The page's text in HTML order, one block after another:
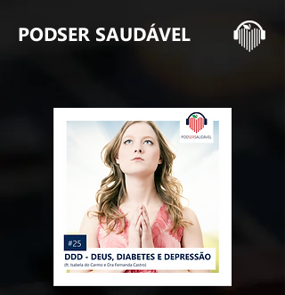
PODSER SAUDÁVEL